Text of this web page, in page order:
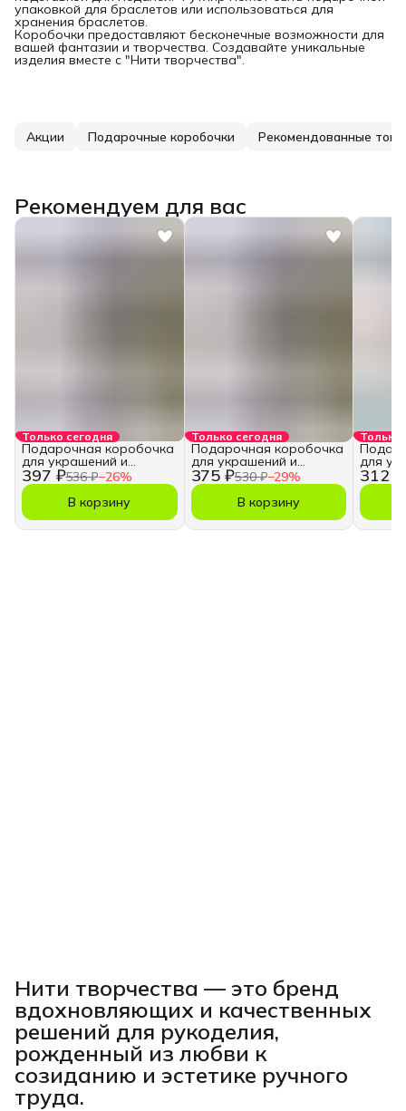
упаковкой для браслетов или использоваться для
хранения браслетов.
Коробочки предоставляют бесконечные возможности для
вашей фантазии и творчества. Создавайте уникальные
изделия вместе с "Нити творчества".
Акции Подарочные коробочки Рекомендованные
Рекомендуем для вас
Только сегодня
397 ₽536 ₽−26%
Подарочная коробочка
для украшений и
бижутерии, набор 3 шт
В корзину
Только сегодня
375 ₽530 ₽−29%
Подарочная коробочка
для украшений и
бижутерии 11х11 см.
В корзину
Только
312 ₽
для
Нити творчества — это бренд
вдохновляющих и качественных
решений для рукоделия,
рожденный из любви к
созиданию и эстетике ручного
труда.